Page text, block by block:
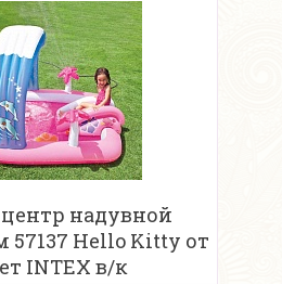
надувной
57137 Hello Kitty от
INTEX в/к